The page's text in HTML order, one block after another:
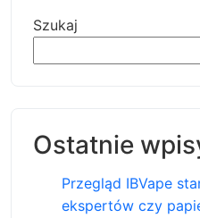
Szukaj
Ostatnie
Przegląd IBVape
ekspertów czy